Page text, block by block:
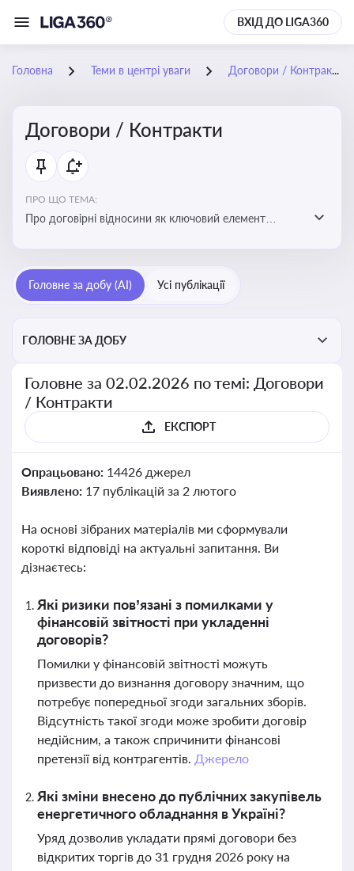
ВХІД ДО LIGA360
Головна Теми в центрі уваги Договори / Контракти
Договори / Контракти
ПРО ЩО ТЕМА:
Про договірні відносини як ключовий елемент
зобов’язань за договором та розірвання договору
Головне за добу (AI) Усі публікації
ГОЛОВНЕ ЗА ДОБУ
Головне за 02.02.2026 по темі: Договори
/ Контракти
ЕКСПОРТ
Опрацьовано: 14426 джерел
Виявлено: 17 публікацій за 2 лютого
На основі зібраних матеріалів ми сформували
короткі відповіді на актуальні запитання. Ви
дізнаєтесь:
Які ризики пов’язані з помилками у
фінансовій звітності при укладенні
договорів?
Помилки у фінансовій звітності можуть
призвести до визнання договору значним, що
потребує попередньої згоди загальних зборів.
Відсутність такої згоди може зробити договір
недійсним, а також спричинити фінансові
претензії від контрагентів. Джерело
Які зміни внесено до публічних закупівель
енергетичного обладнання в Україні?
Уряд дозволив укладати прямі договори без
відкритих торгів до 31 грудня 2026 року на